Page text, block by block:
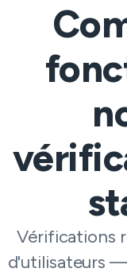
Vérifications
d'utilisateurs